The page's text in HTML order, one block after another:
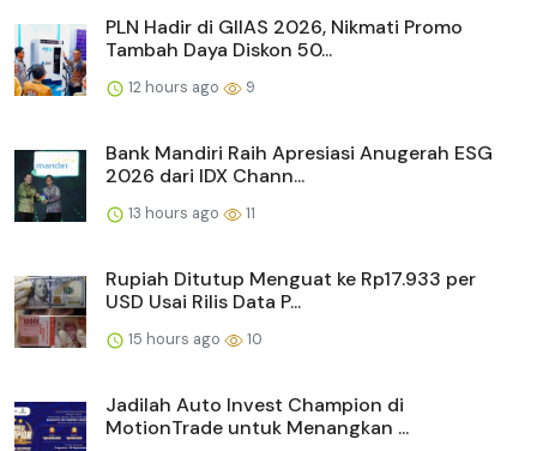
PLN Hadir di GIIAS 2026, Nikmati Promo
Tambah Daya Diskon 50...
12 hours ago 9
Bank Mandiri Raih Apresiasi Anugerah ESG
2026 dari IDX Chann...
13 hours ago 11
Rupiah Ditutup Menguat ke Rp17.933 per
USD Usai Rilis Data P...
15 hours ago 10
Jadilah Auto Invest Champion di
MotionTrade untuk Menangkan ...